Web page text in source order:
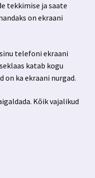
tekkimise ja saate
on ekraani
telefoni ekraani
katab kogu
ka ekraani nurgad.
Kõik vajalikud